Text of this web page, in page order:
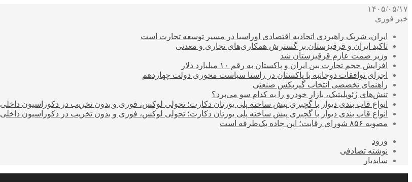
۱۴۰۵/۰۵/۱۷
خبر فوری
ایران، شریک راهبردی اتحادیه اقتصادی اوراسیا در مسیر توسعه تجارت است
تاکید ایران و قرقیزستان بر گسترش همکاری‌های تجاری و معدنی
وزیر صمت عازم قرقیزستان شد
افزایش حجم تجارت بین ایران و پاکستان به رقم ۱۰ میلیارد دلار
اجرای توافقات دوجانبه با پاکستان در راستا سیاست محوری دولت چهاردهم
راهنمای تخصصی انتخاب گیربکس صنعتی
تنش‌های ژئوپلیتیک، بازار خودرو را به کدام سو می‌برد؟
انواع قاب بندی دیوار با گچبری پیش ساخته پلی یورتان دکارت؛ تحولی لوکس، فوری و بدون تخریب در دکوراسیون داخلی
انواع قاب بندی دیوار با گچبری پیش ساخته پلی یورتان دکارت؛ تحولی لوکس، فوری و بدون تخریب در دکوراسیون داخلی
مصوبه ۸۵۶ شورای رقابت؛ این جاده یک‌طرفه است
ورود
نوشته تصادفی
سایدبار